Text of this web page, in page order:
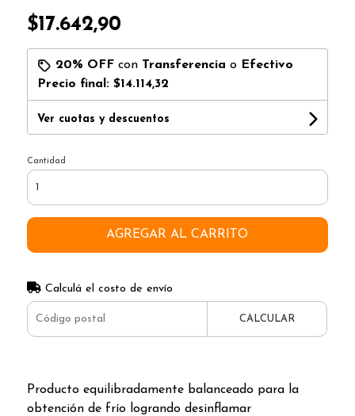
$17.642,90
20% OFFcon Transferencia o Efectivo
Precio final: $14.114,32
Ver cuotas y descuentos
Cantidad
AGREGAR AL CARRITO
Calculá el costo de envío
CALCULAR
Producto equilibradamente balanceado para la
obtención de frío logrando desinflamar